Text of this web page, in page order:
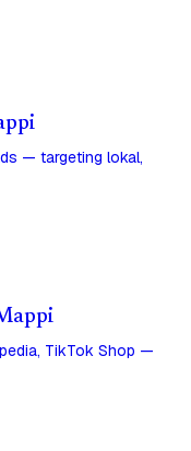
— targeting lokal,
TikTok Shop —